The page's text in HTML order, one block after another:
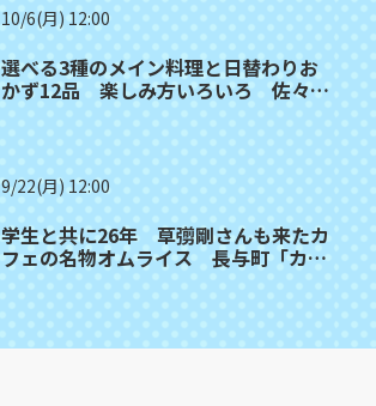
10/6(月) 12:00
選べる3種のメイン料理と日替わりお
かず12品 楽しみ方いろいろ 佐々町
9/22(月) 12:00
学生と共に26年 草彅剛さんも来たカ
フェの名物オムライス 長与町「カフ